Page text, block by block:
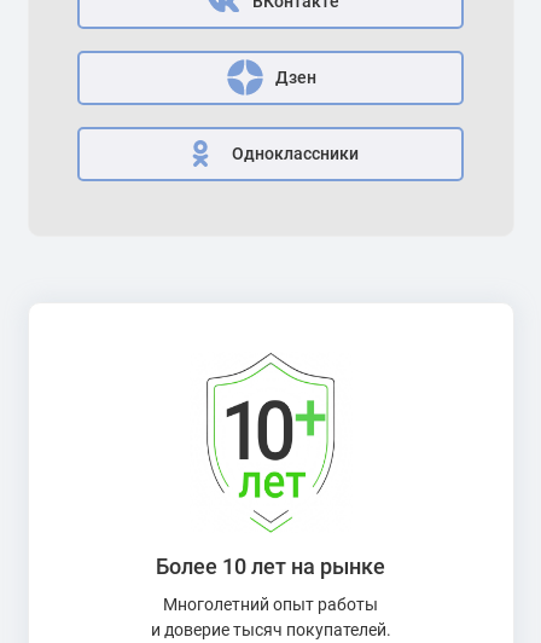
Дзен
Одноклассники
Более 10 лет на рынке
Многолетний опыт работы
и доверие тысяч покупателей.